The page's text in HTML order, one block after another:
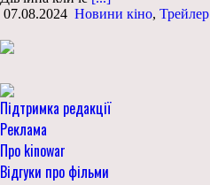
07.08.2024 Новини кіно, Трейлер
Підтримка редакції
Реклама
Про kinowar
Відгуки про фільми